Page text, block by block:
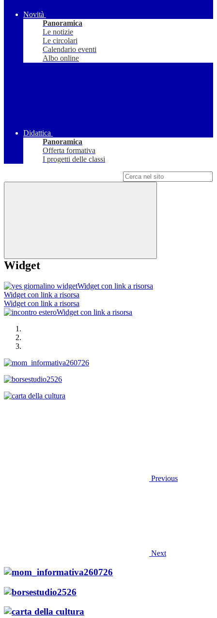
Novità
Panoramica
Le notizie
Le circolari
Calendario eventi
Albo online
Didattica
Panoramica
Offerta formativa
I progetti delle classi
Widget
Widget con link a risorsa
Widget con link a risorsa
Widget con link a risorsa
Widget con link a risorsa
Previous
Next